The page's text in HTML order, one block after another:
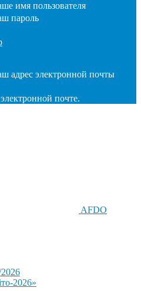
имя пользователя
пароль
адрес электронной почты
почте.
AFDO
2026»